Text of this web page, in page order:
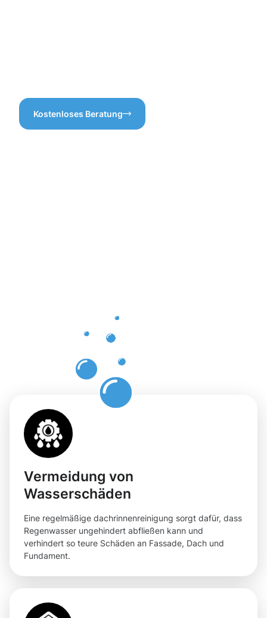
Kostenloses Beratung
Vermeidung von
Wasserschäden
Eine regelmäßige dachrinnenreinigung sorgt dafür, dass
Regenwasser ungehindert abfließen kann und
verhindert so teure Schäden an Fassade, Dach und
Fundament.